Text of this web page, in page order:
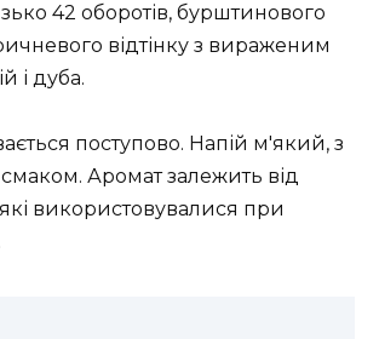
42 оборотів, бурштинового
відтінку з вираженим
і дуба.
поступово. Напій м'який, з
Аромат залежить від
використовувалися при